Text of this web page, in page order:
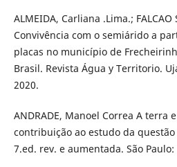
ALMEIDA, Carliana .Lima.; FALCAO
Convivência com o semiárido a
placas no município de
Brasil. Revista Água y Territorio.
2020.
ANDRADE, Manoel Correa A terra
contribuição ao estudo da
7.ed. rev. e aumentada. São Paulo: